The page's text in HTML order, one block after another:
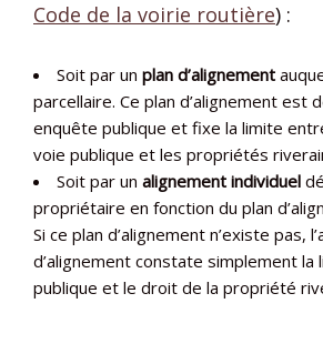
Code de la voirie routière) :
Soit par un plan d’alignement
parcellaire. Ce plan d’alignement est
enquête publique et fixe la limite
voie publique et les propriétés
Soit par un alignement individuel
propriétaire en fonction du plan
Si ce plan d’alignement n’existe pas,
d’alignement constate simplement la
publique et le droit de la propriété